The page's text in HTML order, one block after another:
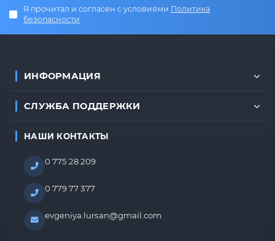
Я прочитал и согласен с условиями Политика
безопасности
ИНФОРМАЦИЯ
СЛУЖБА ПОДДЕРЖКИ
НАШИ КОНТАКТЫ
0 775 28 209
0 779 77 377
evgeniya.lursan@gmail.com